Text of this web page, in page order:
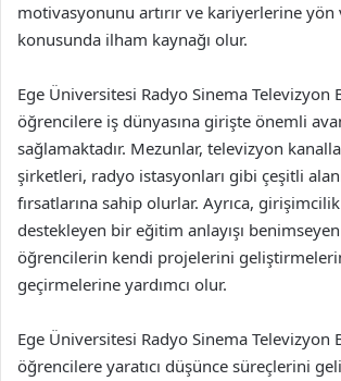
motivasyonunu artırır ve kariyerlerine yön
konusunda ilham kaynağı olur.
Ege Üniversitesi Radyo Sinema Televizyon
öğrencilere iş dünyasına girişte önemli
sağlamaktadır. Mezunlar, televizyon
şirketleri, radyo istasyonları gibi çeşitli
fırsatlarına sahip olurlar. Ayrıca,
destekleyen bir eğitim anlayışı
öğrencilerin kendi projelerini
geçirmelerine yardımcı olur.
Ege Üniversitesi Radyo Sinema Televizyon
öğrencilere yaratıcı düşünce süreçlerini